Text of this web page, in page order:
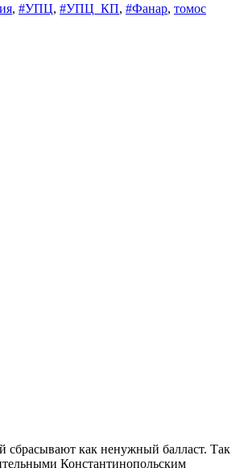
, #УПЦ, #УПЦ_КП, #Фанар, томос
сбрасывают как ненужный балласт. Так
Константинопольским